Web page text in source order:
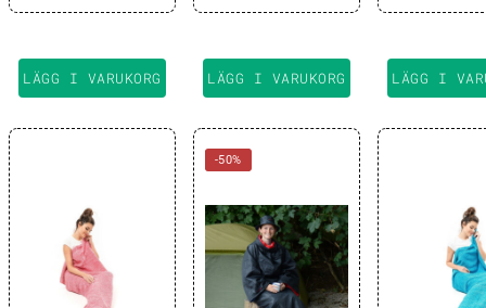
Ravenclaw
LÄGG I VARUKORG LÄGG I VARUKORG LÄGG I
-50%